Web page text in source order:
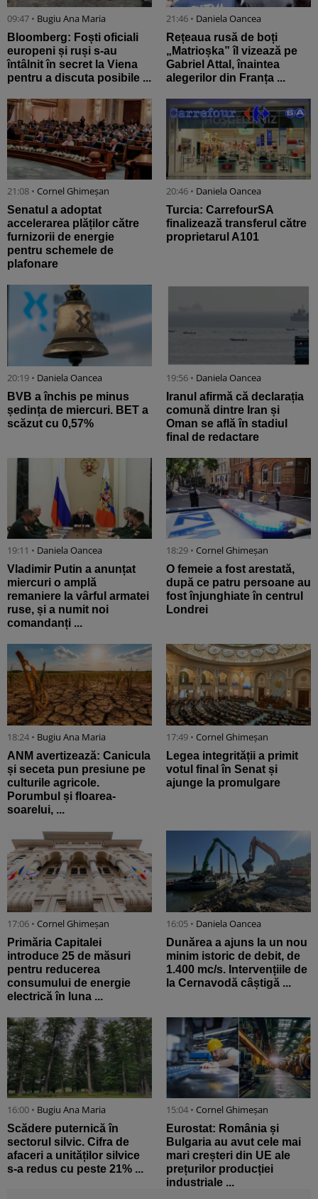
09:47 • Bugiu ⁠Ana Maria
Bloomberg: Foști oficiali
europeni și ruși s-au
întâlnit în secret la Viena
pentru a discuta posibile ...
21:46 • Daniela Oancea
Rețeaua rusă de boți
„Matrioșka” îl vizează pe
Gabriel Attal, înaintea
alegerilor din Franța ...
21:08 • Cornel Ghimeșan
Senatul a adoptat
accelerarea plăților către
furnizorii de energie
pentru schemele de
plafonare
20:46 • Daniela Oancea
Turcia: CarrefourSA
finalizează transferul către
proprietarul A101
20:19 • Daniela Oancea
BVB a închis pe minus
ședința de miercuri. BET a
scăzut cu 0,57%
19:56 • Daniela Oancea
Iranul afirmă că declarația
comună dintre Iran și
Oman se află în stadiul
final de redactare
19:11 • Daniela Oancea
Vladimir Putin a anunțat
miercuri o amplă
remaniere la vârful armatei
ruse, și a numit noi
comandanți ...
18:29 • Cornel Ghimeșan
O femeie a fost arestată,
după ce patru persoane au
fost înjunghiate în centrul
Londrei
18:24 • Bugiu ⁠Ana Maria
ANM avertizează: Canicula
și seceta pun presiune pe
culturile agricole.
Porumbul și floarea-
soarelui, ...
17:49 • Cornel Ghimeșan
Legea integrității a primit
votul final în Senat și
ajunge la promulgare
17:06 • Cornel Ghimeșan
Primăria Capitalei
introduce 25 de măsuri
pentru reducerea
consumului de energie
electrică în luna ...
16:05 • Daniela Oancea
Dunărea a ajuns la un nou
minim istoric de debit, de
1.400 mc/s. Intervențiile de
la Cernavodă câștigă ...
16:00 • Bugiu ⁠Ana Maria
Scădere puternică în
sectorul silvic. Cifra de
afaceri a unităților silvice
s-a redus cu peste 21% ...
15:04 • Cornel Ghimeșan
Eurostat: România și
Bulgaria au avut cele mai
mari creșteri din UE ale
prețurilor producției
industriale ...